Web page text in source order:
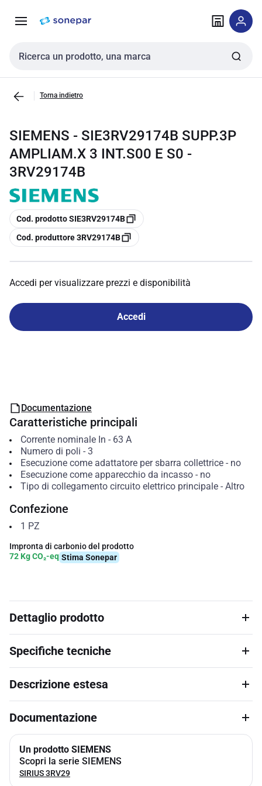
navigazione alla
Cerca input
Torna indietro
SIEMENS - SIE3RV29174B SUPP.3P
AMPLIAM.X 3 INT.S00 E S0 -
3RV29174B
copia
Cod. prodotto SIE3RV29174B
copia
Cod. produttore 3RV29174B
Accedi per visualizzare prezzi e disponibilità
Accedi
Documentazione
Caratteristiche principali
Corrente nominale In - 63 A
Numero di poli - 3
Esecuzione come adattatore per sbarra collettrice- no
Esecuzione come apparecchio da incasso- no
Tipo di collegamento circuito elettrico principale- Altro
Confezione
1 PZ
Impronta di carbonio del prodotto
72 Kg CO₂-eq Stima Sonepar
Dettaglio prodotto
Specifiche tecniche
Descrizione estesa
Documentazione
Un prodotto SIEMENS
Scopri la serie SIEMENS
SIRIUS 3RV29